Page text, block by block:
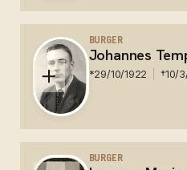
laatste rustplaats heeft.
Ereveld Loenen
BURGER
Johannes
*29/10/1922 †10/
Nederland - Kamp Rees
Ereveld Loenen
BURGER